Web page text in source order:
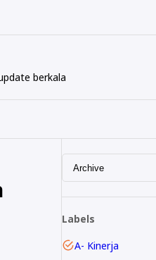
berkala
Labels
A- Kinerja